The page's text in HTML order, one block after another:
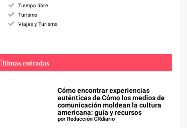
Tiempo libre
Turismo
Viajes y Turismo
entradas
Cómo encontrar experiencias
auténticas de Cómo los medios de
comunicación moldean la cultura
americana: guía y recursos
por Redacción CRdiario